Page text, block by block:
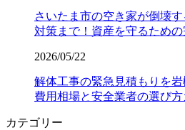
さいたま市の空き家が倒壊
対策まで！資産を守るための
2026/05/22
解体工事の緊急見積もりを岩
費用相場と安全業者の選び方
カテゴリー